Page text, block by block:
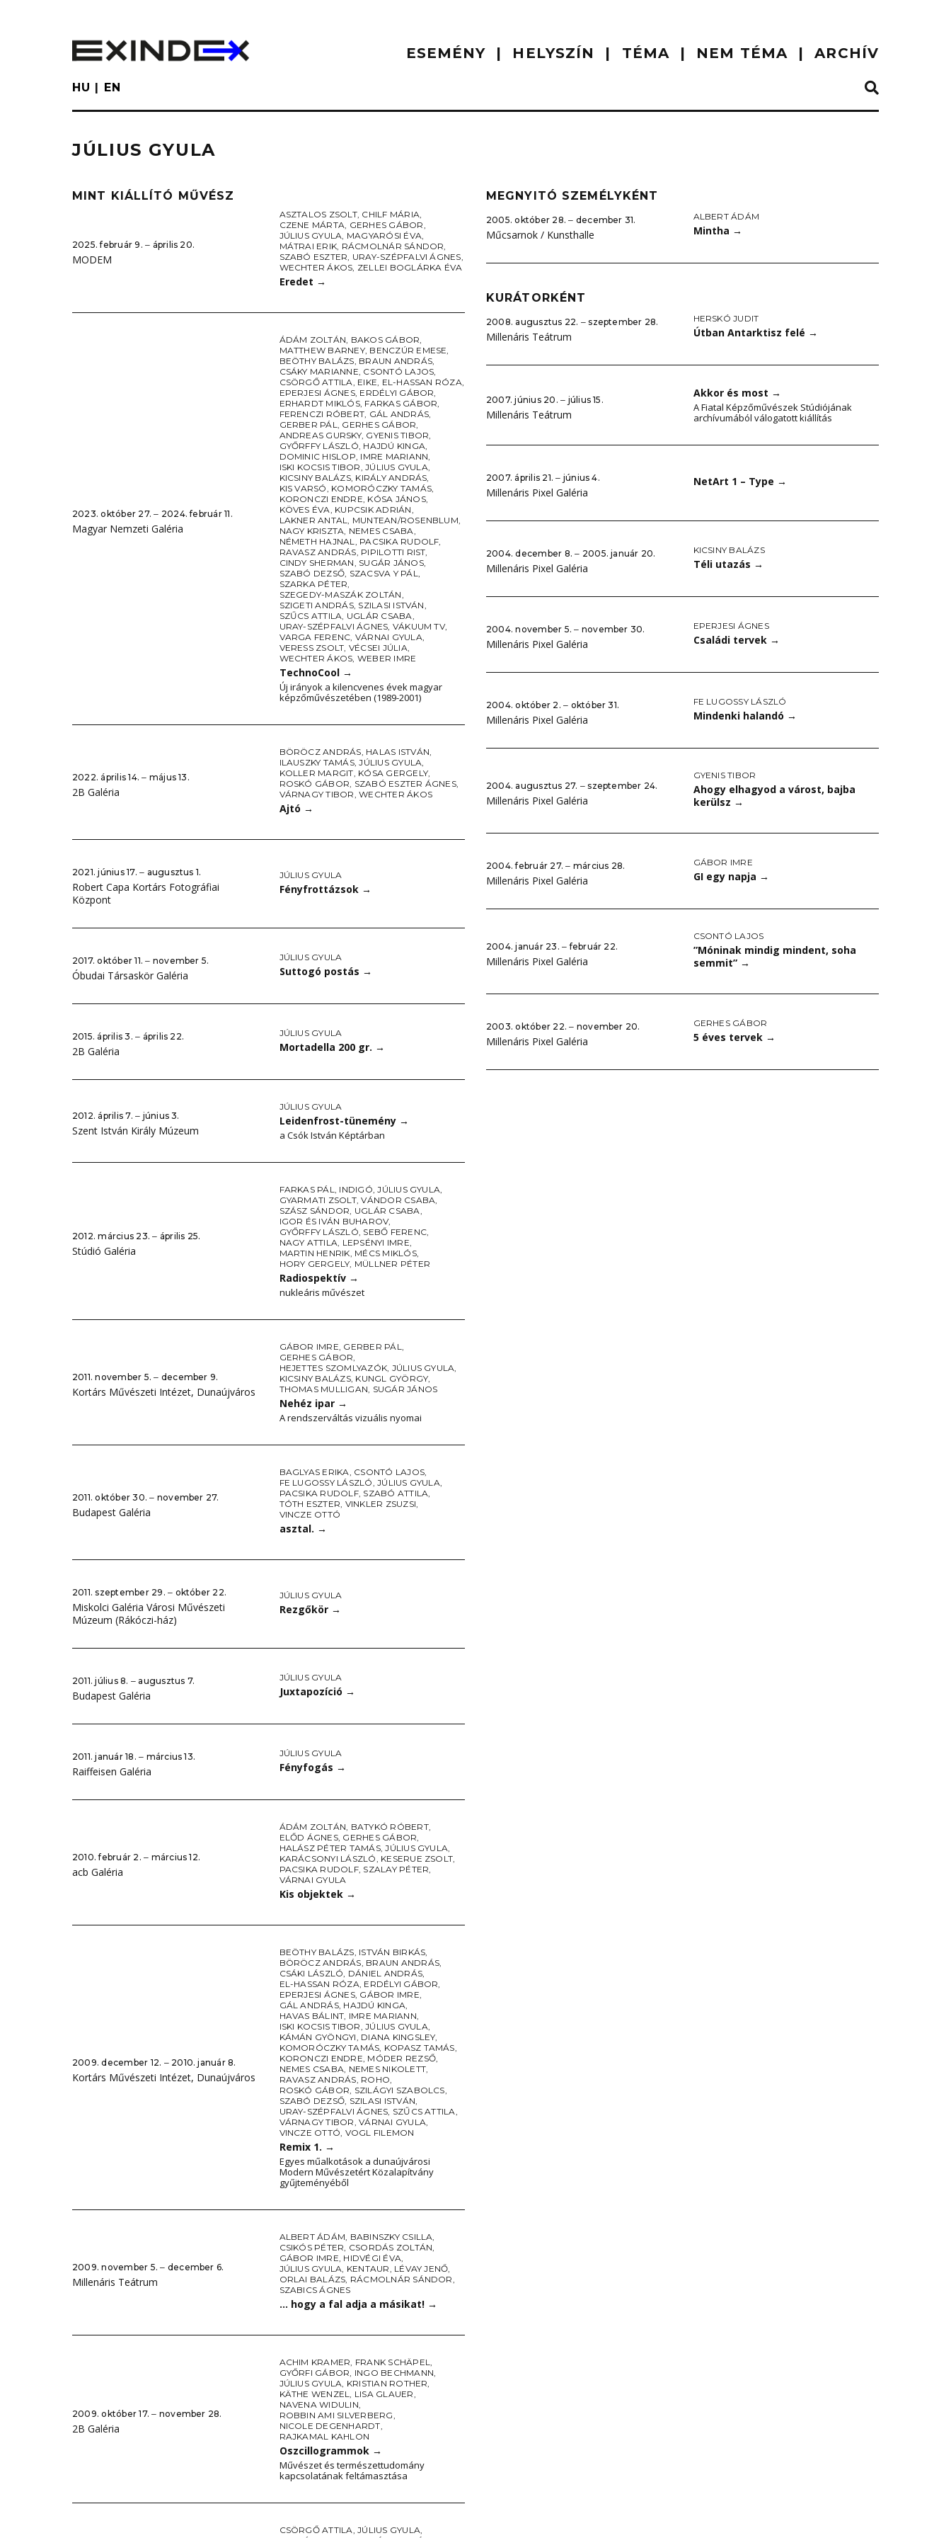
ESEMÉNY HELYSZÍN TÉMA NEM TÉMA ARCHÍV
HU EN
JÚLIUS GYULA
MINT KIÁLLÍTÓ MŰVÉSZ
2025. február 9. ‒ április 20.
MODEM
ASZTALOS ZSOLT, CHILF MÁRIA,
CZENE MÁRTA, GERHES GÁBOR,
JÚLIUS GYULA, MAGYARÓSI ÉVA,
MÁTRAI ERIK, RÁCMOLNÁR SÁNDOR,
SZABÓ ESZTER, URAY-SZÉPFALVI ÁGNES,
WECHTER ÁKOS, ZELLEI BOGLÁRKA ÉVA
Eredet →
2023. október 27. ‒ 2024. február 11.
Magyar Nemzeti Galéria
ÁDÁM ZOLTÁN, BAKOS GÁBOR,
MATTHEW BARNEY, BENCZÚR EMESE,
BEÖTHY BALÁZS, BRAUN ANDRÁS,
CSÁKY MARIANNE, CSONTÓ LAJOS,
CSÖRGŐ ATTILA, EIKE, EL-HASSAN RÓZA,
EPERJESI ÁGNES, ERDÉLYI GÁBOR,
ERHARDT MIKLÓS, FARKAS GÁBOR,
FERENCZI RÓBERT, GÁL ANDRÁS,
GERBER PÁL, GERHES GÁBOR,
ANDREAS GURSKY, GYENIS TIBOR,
GYŐRFFY LÁSZLÓ, HAJDÚ KINGA,
DOMINIC HISLOP, IMRE MARIANN,
ISKI KOCSIS TIBOR,JÚLIUS GYULA,
KICSINY BALÁZS, KIRÁLY ANDRÁS,
KIS VARSÓ, KOMORÓCZKY TAMÁS,
KORONCZI ENDRE, KÓSA JÁNOS,
KÖVES ÉVA, KUPCSIK ADRIÁN,
LAKNER ANTAL, MUNTEAN/ROSENBLUM,
NAGY KRISZTA, NEMES CSABA,
NÉMETH HAJNAL, PACSIKA RUDOLF,
RAVASZ ANDRÁS, PIPILOTTI RIST,
CINDY SHERMAN, SUGÁR JÁNOS,
SZABÓ DEZSŐ, SZACSVA Y PÁL,
SZARKA PÉTER,
SZEGEDY-MASZÁK ZOLTÁN,
SZIGETI ANDRÁS, SZILASI ISTVÁN,
SZŰCS ATTILA, UGLÁR CSABA,
URAY-SZÉPFALVI ÁGNES, VÁKUUM TV,
VARGA FERENC, VÁRNAI GYULA,
VERESS ZSOLT, VÉCSEI JÚLIA,
WECHTER ÁKOS, WEBER IMRE
TechnoCool →
Új irányok a kilencvenes évek magyar
képzőművészetében (1989-2001)
2022. április 14. ‒ május 13.
2B Galéria
BÖRÖCZ ANDRÁS, HALAS ISTVÁN,
ILAUSZKY TAMÁS,JÚLIUS GYULA,
KOLLER MARGIT, KÓSA GERGELY,
ROSKÓ GÁBOR, SZABÓ ESZTER ÁGNES,
VÁRNAGY TIBOR,WECHTER ÁKOS
Ajtó →
2021. június 17. ‒ augusztus 1.
Robert Capa Kortárs Fotográfiai
Központ
JÚLIUS GYULA
Fényfrottázsok →
2017. október 11. ‒ november 5.
Óbudai Társaskör Galéria
JÚLIUS GYULA
Suttogó postás →
2015. április 3. ‒ április 22.
2B Galéria
JÚLIUS GYULA
Mortadella 200 gr. →
2012. április 7. ‒ június 3.
Szent István Király Múzeum
JÚLIUS GYULA
Leidenfrost-tünemény →
a Csók István Képtárban
2012. március 23. ‒ április 25.
Stúdió Galéria
FARKAS PÁL, INDIGÓ,JÚLIUS GYULA,
GYARMATI ZSOLT,VÁNDOR CSABA,
SZÁSZ SÁNDOR, UGLÁR CSABA,
IGOR ÉS IVÁN BUHAROV,
GYŐRFFY LÁSZLÓ, SEBŐ FERENC,
NAGY ATTILA, LEPSÉNYI IMRE,
MARTIN HENRIK, MÉCS MIKLÓS,
HORY GERGELY, MÜLLNER PÉTER
Radiospektív →
nukleáris művészet
2011. november 5. ‒ december 9.
Kortárs Művészeti Intézet, Dunaújváros
GÁBOR IMRE, GERBER PÁL,
GERHES GÁBOR,
HEJETTES SZOMLYAZÓK, JÚLIUS GYULA,
KICSINY BALÁZS, KUNGL GYÖRGY,
THOMAS MULLIGAN, SUGÁR JÁNOS
Nehéz ipar →
A rendszerváltás vizuális nyomai
2011. október 30. ‒ november 27.
Budapest Galéria
BAGLYAS ERIKA, CSONTÓ LAJOS,
FE LUGOSSY LÁSZLÓ,JÚLIUS GYULA,
PACSIKA RUDOLF, SZABÓ ATTILA,
TÓTH ESZTER, VINKLER ZSUZSI,
VINCZE OTTÓ
asztal. →
2011. szeptember 29. ‒ október 22.
Miskolci Galéria Városi Művészeti
Múzeum (Rákóczi-ház)
JÚLIUS GYULA
Rezgőkör →
2011. július 8. ‒ augusztus 7.
Budapest Galéria
JÚLIUS GYULA
Juxtapozíció →
2011. január 18. ‒ március 13.
Raiffeisen Galéria
JÚLIUS GYULA
Fényfogás →
2010. február 2. ‒ március 12.
acb Galéria
ÁDÁM ZOLTÁN, BATYKÓ RÓBERT,
ELŐD ÁGNES, GERHES GÁBOR,
HALÁSZ PÉTER TAMÁS,JÚLIUS GYULA,
KARÁCSONYI LÁSZLÓ, KESERUE ZSOLT,
PACSIKA RUDOLF, SZALAY PÉTER,
VÁRNAI GYULA
Kis objektek →
2009. december 12. ‒ 2010. január 8.
Kortárs Művészeti Intézet, Dunaújváros
BEÖTHY BALÁZS, ISTVÁN BIRKÁS,
BÖRÖCZ ANDRÁS, BRAUN ANDRÁS,
CSÁKI LÁSZLÓ, DÁNIEL ANDRÁS,
EL-HASSAN RÓZA, ERDÉLYI GÁBOR,
EPERJESI ÁGNES, GÁBOR IMRE,
GÁL ANDRÁS, HAJDÚ KINGA,
HAVAS BÁLINT, IMRE MARIANN,
ISKI KOCSIS TIBOR,JÚLIUS GYULA,
KÁMÁN GYÖNGYI, DIANA KINGSLEY,
KOMORÓCZKY TAMÁS, KOPASZ TAMÁS,
KORONCZI ENDRE, MÓDER REZSŐ,
NEMES CSABA, NEMES NIKOLETT,
RAVASZ ANDRÁS, ROHO,
ROSKÓ GÁBOR, SZILÁGYI SZABOLCS,
SZABÓ DEZSŐ, SZILASI ISTVÁN,
URAY-SZÉPFALVI ÁGNES, SZŰCS ATTILA,
VÁRNAGY TIBOR,VÁRNAI GYULA,
VINCZE OTTÓ, VOGL FILEMON
Remix 1. →
Egyes műalkotások a dunaújvárosi
Modern Művészetért Közalapítvány
gyűjteményéből
2009. november 5. ‒ december 6.
Millenáris Teátrum
ALBERT ÁDÁM, BABINSZKY CSILLA,
CSIKÓS PÉTER, CSORDÁS ZOLTÁN,
GÁBOR IMRE, HIDVÉGI ÉVA,
JÚLIUS GYULA, KENTAUR, LÉVAY JENŐ,
ORLAI BALÁZS, RÁCMOLNÁR SÁNDOR,
SZABICS ÁGNES
… hogy a fal adja a másikat! →
2009. október 17. ‒ november 28.
2B Galéria
ACHIM KRAMER, FRANK SCHÄPEL,
GYŐRFI GÁBOR, INGO BECHMANN,
JÚLIUS GYULA, KRISTIAN ROTHER,
KÄTHE WENZEL, LISA GLAUER,
NAVENA WIDULIN,
ROBBIN AMI SILVERBERG,
NICOLE DEGENHARDT,
RAJKAMAL KAHLON
Oszcillogrammok →
Művészet és természettudomány
kapcsolatának feltámasztása
CSÖRGŐ ATTILA,JÚLIUS GYULA,
MEGNYITÓ SZEMÉLYKÉNT
2005. október 28. ‒ december 31.
Műcsarnok / Kunsthalle
ALBERT ÁDÁM
Mintha →
KURÁTORKÉNT
2008. augusztus 22. ‒ szeptember 28.
Millenáris Teátrum
HERSKÓ JUDIT
Útban Antarktisz felé →
2007. június 20. ‒ július 15.
Millenáris Teátrum
Akkor és most →
A Fiatal Képzőművészek Stúdiójának
archívumából válogatott kiállítás
2007. április 21. ‒ június 4.
Millenáris Pixel Galéria
NetArt 1 – Type →
2004. december 8. ‒ 2005. január 20.
Millenáris Pixel Galéria
KICSINY BALÁZS
Téli utazás →
2004. november 5. ‒ november 30.
Millenáris Pixel Galéria
EPERJESI ÁGNES
Családi tervek →
2004. október 2. ‒ október 31.
Millenáris Pixel Galéria
FE LUGOSSY LÁSZLÓ
Mindenki halandó →
2004. augusztus 27. ‒ szeptember 24.
Millenáris Pixel Galéria
GYENIS TIBOR
Ahogy elhagyod a várost, bajba
kerülsz →
2004. február 27. ‒ március 28.
Millenáris Pixel Galéria
GÁBOR IMRE
GI egy napja →
2004. január 23. ‒ február 22.
Millenáris Pixel Galéria
CSONTÓ LAJOS
”Móninak mindig mindent, soha
semmit” →
2003. október 22. ‒ november 20.
Millenáris Pixel Galéria
GERHES GÁBOR
5 éves tervek →